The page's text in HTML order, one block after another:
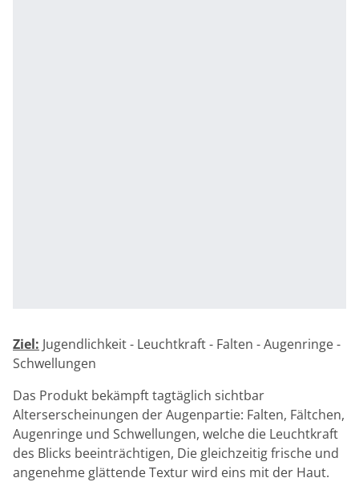
Ziel: Jugendlichkeit - Leuchtkraft - Falten - Augenringe -
Schwellungen
Das Produkt bekämpft tagtäglich sichtbar
Alterserscheinungen der Augenpartie: Falten, Fältchen,
Augenringe und Schwellungen, welche die Leuchtkraft
des Blicks beeinträchtigen, Die gleichzeitig frische und
angenehme glättende Textur wird eins mit der Haut.